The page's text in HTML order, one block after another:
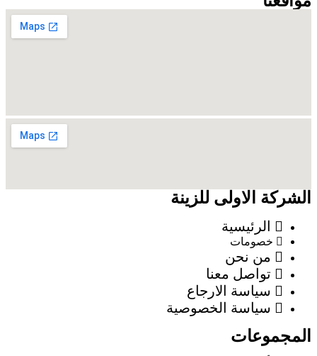
الشركة الاولى للزينة
الرئيسية
خصومات
من نحن
تواصل معنا
سياسة الارجاع
سياسة الخصوصية
المجموعات